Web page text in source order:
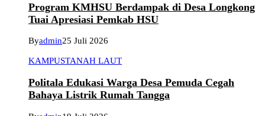
Program KMHSU Berdampak di Desa Longkong
Tuai Apresiasi Pemkab HSU
Byadmin25 Juli 2026
KAMPUSTANAH LAUT
Politala Edukasi Warga Desa Pemuda Cegah
Bahaya Listrik Rumah Tangga